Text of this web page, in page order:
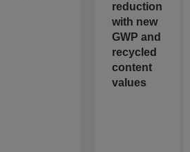
reduction
with new
GWP and
recycled
content
values